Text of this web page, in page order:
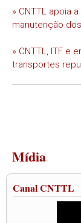
» CNTTL apoia
manutenção
» CNTTL, ITF e
transportes
Mídia
Canal CNTTL